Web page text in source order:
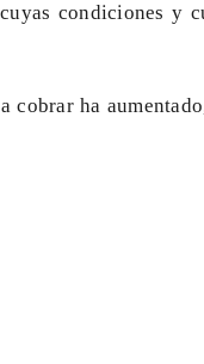
condiciones y
cobrar ha